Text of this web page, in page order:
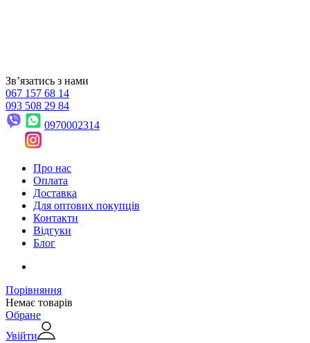
Звʼязатись з нами
067 157 68 14
093 508 29 84
0970002314
Про нас
Оплата
Доставка
Для оптових покупців
Контакти
Відгуки
Блог
Порівняння
Немає товарів
Обране
Увійти